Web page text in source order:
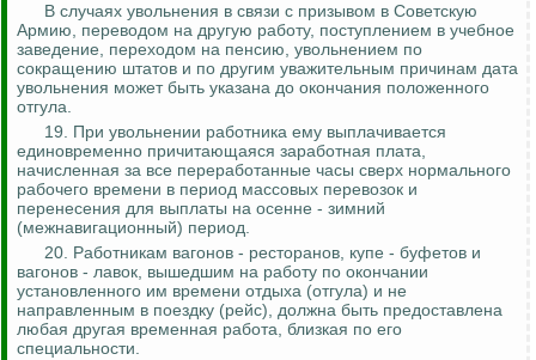
В случаях увольнения в связи с призывом в Советскую
Армию, переводом на другую работу, поступлением в учебное
заведение, переходом на пенсию, увольнением по
сокращению штатов и по другим уважительным причинам дата
увольнения может быть указана до окончания положенного
отгула.
19. При увольнении работника ему выплачивается
единовременно причитающаяся заработная плата,
начисленная за все переработанные часы сверх нормального
рабочего времени в период массовых перевозок и
перенесения для выплаты на осенне - зимний
(межнавигационный) период.
20. Работникам вагонов - ресторанов, купе - буфетов и
вагонов - лавок, вышедшим на работу по окончании
установленного им времени отдыха (отгула) и не
направленным в поездку (рейс), должна быть предоставлена
любая другая временная работа, близкая по его
специальности.